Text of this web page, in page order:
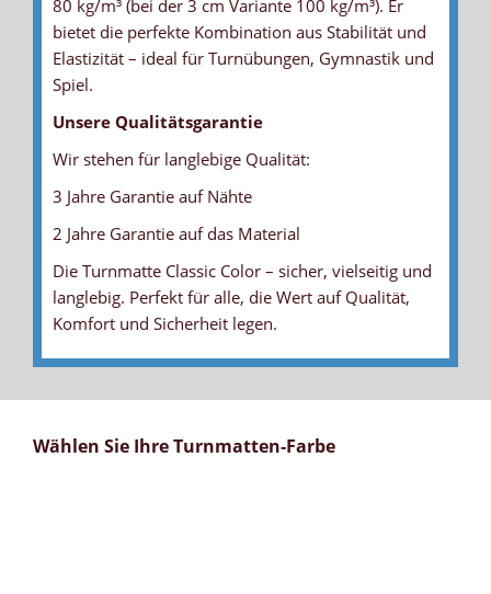
80 kg/m³ (bei der 3 cm Variante 100 kg/m³). Er
bietet die perfekte Kombination aus Stabilität und
Elastizität – ideal für Turnübungen, Gymnastik und
Spiel.
Unsere Qualitätsgarantie
Wir stehen für langlebige Qualität:
3 Jahre Garantie auf Nähte
2 Jahre Garantie auf das Material
Die Turnmatte Classic Color – sicher, vielseitig und
langlebig. Perfekt für alle, die Wert auf Qualität,
Komfort und Sicherheit legen.
Wählen Sie Ihre Turnmatten-Farbe